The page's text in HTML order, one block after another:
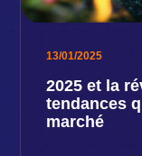
13/01/2025
2025 et la
tendances
marché